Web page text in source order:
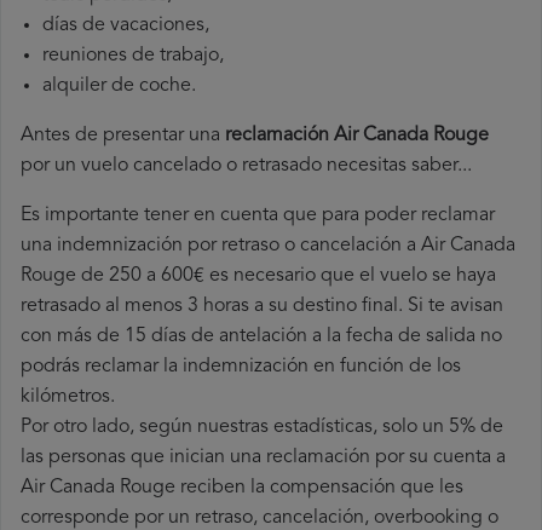
días de vacaciones,
reuniones de trabajo,
alquiler de coche.
Antes de presentar una reclamación Air Canada Rouge
por un vuelo cancelado o retrasado necesitas saber...
Es importante tener en cuenta que para poder reclamar
una indemnización por retraso o cancelación a Air Canada
Rouge de 250 a 600€ es necesario que el vuelo se haya
retrasado al menos 3 horas a su destino final. Si te avisan
con más de 15 días de antelación a la fecha de salida no
podrás reclamar la indemnización en función de los
kilómetros.
Por otro lado, según nuestras estadísticas, solo un 5% de
las personas que inician una reclamación por su cuenta a
Air Canada Rouge reciben la compensación que les
corresponde por un retraso, cancelación, overbooking o